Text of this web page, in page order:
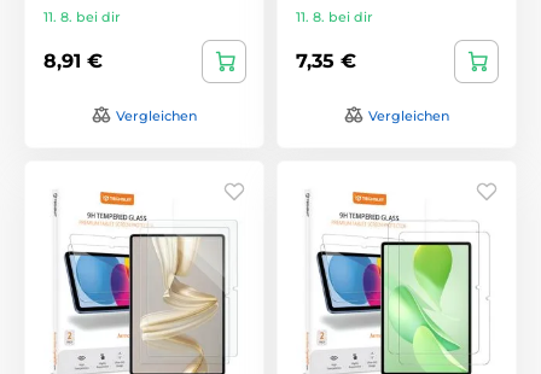
11. 8. bei dir
8,91 €
Vergleichen
11. 8. bei dir
7,35 €
Vergleichen